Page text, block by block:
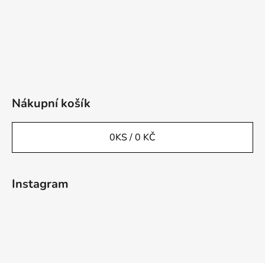
Nákupní košík
0KS /0 KČ
Instagram